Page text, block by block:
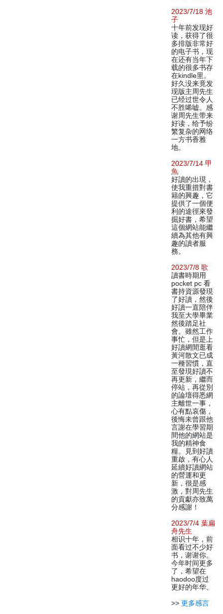
2023/7/18 池
子
十年前发现好
读，获得了很
多排版非常好
的电子书，现
在还有当年下
载的很多书存
在kindle里。
好久没来竟发
现版主周先生
已经过世令人
不胜唏嘘。感
谢周先生带来
好读，给予纷
繁复杂的网络
一方书香雅
地。
2023/7/14 甲
魚
好讀的出現，
使我重措對書
籍的興趣，它
提供了一個便
利的途徑來發
掘好書，希望
這個網站能繼
續為其他有興
趣的讀者服
務。
2023/7/8 歌
讀書時期用
pocket pc 看
書持資源發現
了好讀，然後
好讀一直陪伴
我至大學畢業
然後踏足社
會。雖然工作
事忙，但是上
好讀網閒逛看
黃河散文已成
一種習慣，直
至發現好讀不
再更新，繼而
停站，再從別
的論壇得悉網
主離世一事，
心有點哀傷，
後悔未曾跟他
言謝在學習期
間他的網站是
我的精神食
糧。見到好讀
重啟，有心人
延續好讀網站
的營運和更
新，很是感
激，對周先生
的貢獻亦致萬
分感謝！
2023/7/4 葉扁
舟先生
相识十年，前
面看过不少好
书，谢谢你。
今年时间更多
了，希望在
haodoo度过
更好的年华。
>> 更多感言